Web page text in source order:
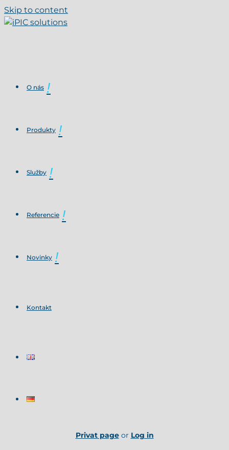
Skip to content
O nás
Produkty
Služby
Referencie
Novinky
Kontakt
Privat pageor Log in